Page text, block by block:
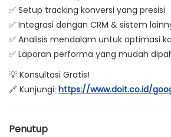
✅ Setup tracking konversi yang presisi
✅ Integrasi dengan CRM & sistem
✅ Analisis mendalam untuk optimasi
✅ Laporan performa yang mudah
💡 Konsultasi Gratis!
🔗 Kunjungi: https://www.doit.co.id/
Penutup